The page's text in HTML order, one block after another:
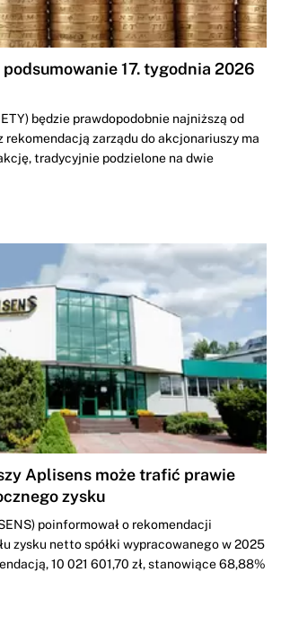
17. tygodnia 2026
będzie prawdopodobnie najniższą od
rekomendacją zarządu do akcjonariuszy ma
tradycyjnie podzielone na dwie
Aplisens może trafić prawie
zysku
poinformował o rekomendacji
zysku netto spółki wypracowanego w 2025
10 021 601,70 zł, stanowiące 68,88%